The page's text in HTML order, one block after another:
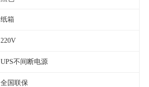
纸箱
220V
UPS不间断电源
全国联保